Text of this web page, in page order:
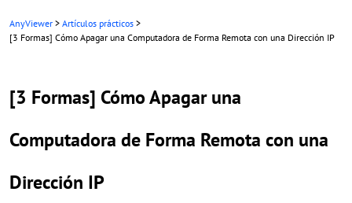
AnyViewer > Artículos prácticos >
[3 Formas] Cómo Apagar una Computadora de Forma Remota con una Dirección IP
[3 Formas] Cómo Apagar una
Computadora de Forma Remota con una
Dirección IP